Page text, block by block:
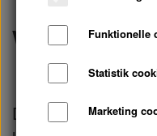
webshop
Den næste
Funktionelle
Statistik
Marketing